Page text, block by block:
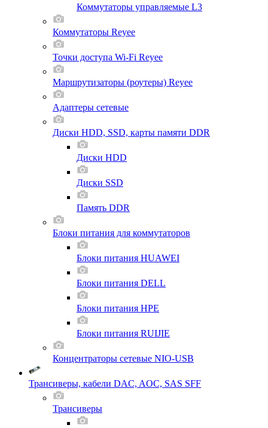
Коммутаторы управляемые L3
Коммутаторы Reyee
Точки доступа Wi-Fi Reyee
Маршрутизаторы (роутеры) Reyee
Адаптеры сетевые
Диски HDD, SSD, карты памяти DDR
Диски HDD
Диски SSD
Память DDR
Блоки питания для коммутаторов
Блоки питания HUAWEI
Блоки питания DELL
Блоки питания HPE
Блоки питания RUIJIE
Концентраторы сетевые NIO-USB
Трансиверы, кабели DAC, AOC, SAS SFF
Трансиверы